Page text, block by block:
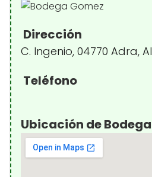
Dirección
C. Ingenio, 04770 Adra,
Teléfono
Ubicación de